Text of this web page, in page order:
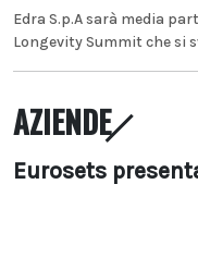
Edra S.p.A sarà media
Longevity Summit che si
AZIENDE
Eurosets